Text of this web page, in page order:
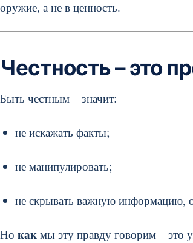
оружие, а не в ценность.
Честность – это
Быть честным – значит:
не искажать факты;
не манипулировать;
не скрывать важную информацию,
Но как мы эту правду говорим – это